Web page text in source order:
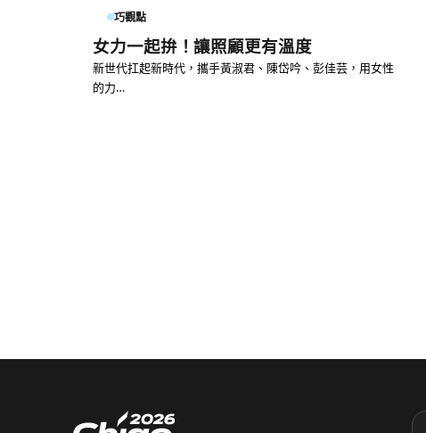
巧觀點
女力一起拚！讓照顧更有溫度
新世代扛起新時代，攜手黃淑君、陳岱吟、彭佳芸，用女性
的力…